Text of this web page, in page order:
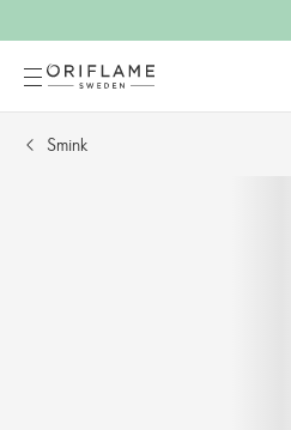
Smink